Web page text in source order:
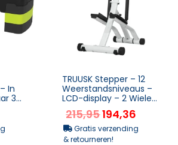
In
3
TRUUSK Stepper – 12
Weerstandsniveaus –
LCD-display – 2 Wielen
– 80x61x134 c...
215,95194,36
Gratis verzending
& retourneren!